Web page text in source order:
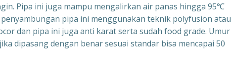
Pipa ini juga mampu mengalirkan air panas hingga 95℃
pipa ini menggunakan teknik polyfusion atau
dan pipa ini juga anti karat serta sudah food grade. Umur
dipasang dengan benar sesuai standar bisa mencapai 50